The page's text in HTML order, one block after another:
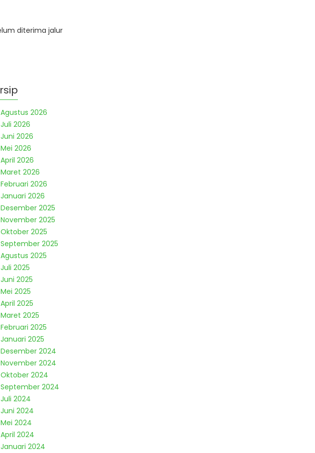
diterima jalur
Agustus 2026
Juli 2026
Juni 2026
Mei 2026
April 2026
Maret 2026
Februari 2026
Januari 2026
Desember 2025
November 2025
Oktober 2025
September 2025
Agustus 2025
Juli 2025
Juni 2025
Mei 2025
April 2025
Maret 2025
Februari 2025
Januari 2025
Desember 2024
November 2024
Oktober 2024
September 2024
Juli 2024
Juni 2024
Mei 2024
April 2024
Januari 2024